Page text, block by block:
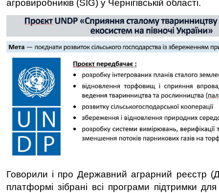
агровиробників (SIG) у Чернігівській області.
Говорили і про Державний аграрний реєстр
платформі зібрані всі програми підтримки